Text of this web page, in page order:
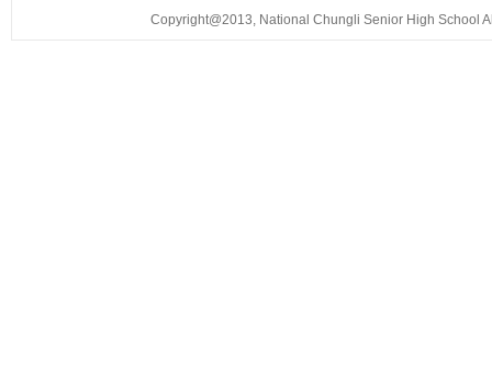
Copyright@2013, National Chungli Senior High School